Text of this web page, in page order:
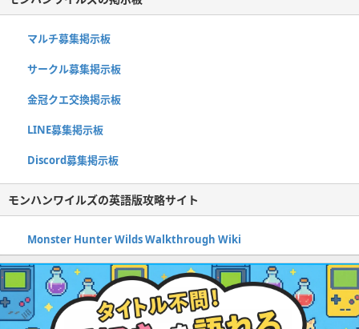
マルチ募集掲示板
サークル募集掲示板
金冠クエ交換掲示板
LINE募集掲示板
Discord募集掲示板
モンハンワイルズの英語版攻略サイト
Monster Hunter Wilds Walkthrough Wiki